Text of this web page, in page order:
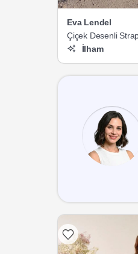
Eva Lendel
Çiçek Desenli
İlham